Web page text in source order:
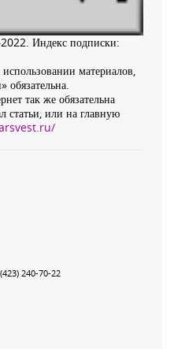
Индекс подписки:
материалов,
обязательна.
так же обязательна
статьи, или на главную
240-70-22